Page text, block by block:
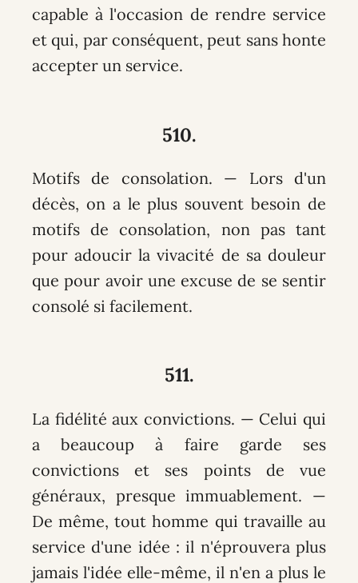
capable à l'occasion de rendre service
et qui, par conséquent, peut sans honte
accepter un service.
510.
Motifs de consolation. — Lors d'un
décès, on a le plus souvent besoin de
motifs de consolation, non pas tant
pour adoucir la vivacité de sa douleur
que pour avoir une excuse de se sentir
consolé si facilement.
511.
La fidélité aux convictions. — Celui qui
a beaucoup à faire garde ses
convictions et ses points de vue
généraux, presque immuablement. —
De même, tout homme qui travaille au
service d'une idée : il n'éprouvera plus
jamais l'idée elle-même, il n'en a plus le